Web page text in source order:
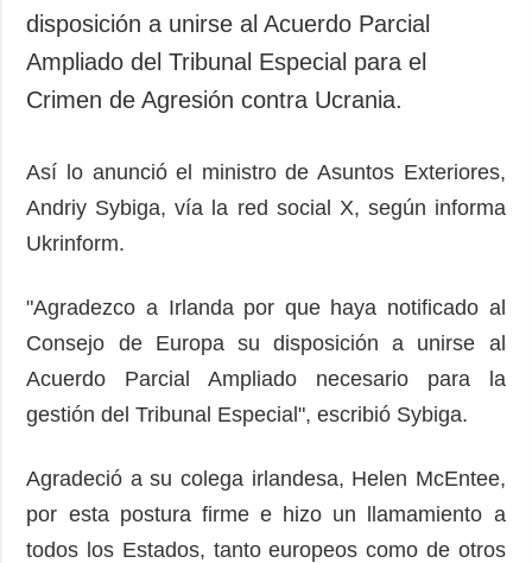
ADICIONAL
Podcasts
Publicaciones
Fotos
Video
Releases
SERVICIOS
Suscripción
Banco de
imágenes
disposición a unirse al Acuerdo Parcial
Ampliado del Tribunal Especial para el
Crimen de Agresión contra Ucrania.
Así lo anunció el ministro de Asuntos Exteriores,
Andriy Sybiga, vía la red social X, según informa
Ukrinform.
"Agradezco a Irlanda por que haya notificado al
Consejo de Europa su disposición a unirse al
Acuerdo Parcial Ampliado necesario para la
gestión del Tribunal Especial", escribió Sybiga.
Agradeció a su colega irlandesa, Helen McEntee,
por esta postura firme e hizo un llamamiento a
todos los Estados, tanto europeos como de otros